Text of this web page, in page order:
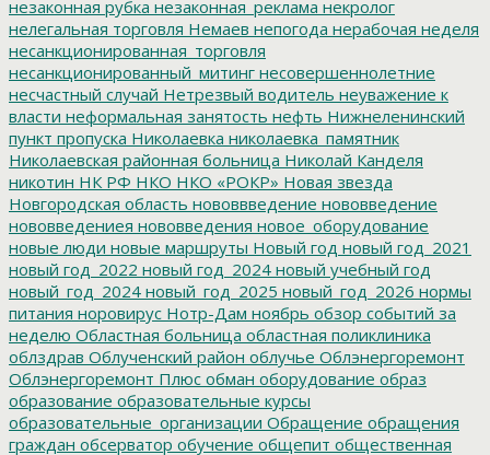
незаконная рубка незаконная_реклама некролог
нелегальная торговля Немаев непогода нерабочая неделя
несанкционированная_торговля
несанкционированный_митинг несовершеннолетние
несчастный случай Нетрезвый водитель неуважение к
власти неформальная занятость нефть Нижнеленинский
пункт пропуска Николаевка николаевка_памятник
Николаевская районная больница Николай Канделя
никотин НК РФ НКО НКО «РОКР» Новая звезда
Новгородская область нововвведение нововведение
нововведениея нововведения новое_оборудование
новые люди новые маршруты Новый год новый год_2021
новый год_2022 новый год_2024 новый учебный год
новый_год_2024 новый_год_2025 новый_год_2026 нормы
питания норовирус Нотр-Дам ноябрь обзор событий за
неделю Областная больница областная поликлиника
облздрав Облученский район облучье Облэнергоремонт
Облэнергоремонт Плюс обман оборудование образ
образование образовательные курсы
образовательные_организации Обращение обращения
граждан обсерватор обучение общепит общественная